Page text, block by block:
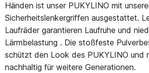
Händen ist unser PUKYLINO mit
Sicherheitslenkergriffen ausgestattet.
Laufräder garantieren Laufruhe und
Lärmbelastung . Die stoßfeste
schützt den Look des PUKYLINO und
nachhaltig für weitere Generationen.